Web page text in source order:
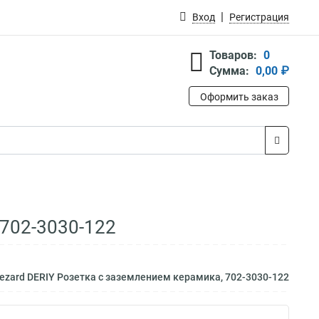
Вход Регистрация
Товаров: 0
Сумма: 0,00 ₽
Оформить заказ
3030-122
DERIY Розетка с заземлением керамика, 702-3030-122